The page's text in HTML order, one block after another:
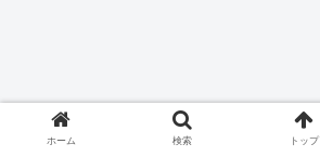
ホーム 検索 トップ